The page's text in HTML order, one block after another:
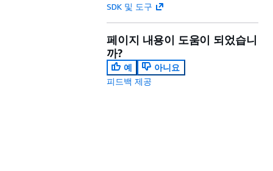
SDK 및 도구
페이지 내용이 도움이 되었습니
까?
예
아니요
피드백 제공